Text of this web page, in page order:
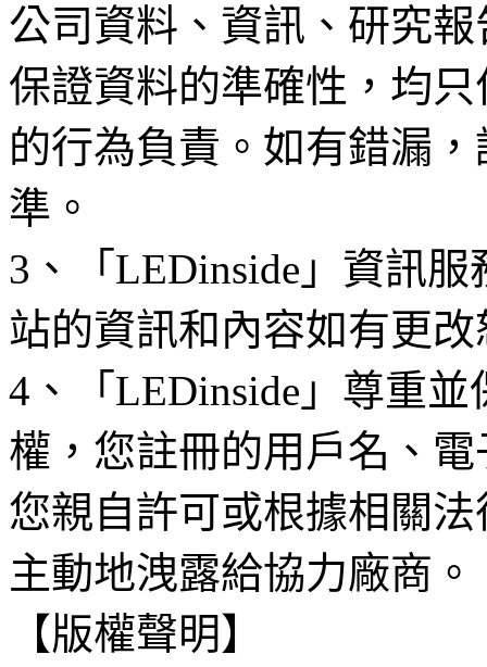
公司資料、資訊、研究
保證資料的準確性，均
的行為負責。如有錯漏
準。
3、「LEDinside」資訊
站的資訊和內容如有更
4、「LEDinside」尊重
權，您註冊的用戶名、
您親自許可或根據相關
主動地洩露給協力廠商。
【版權聲明】